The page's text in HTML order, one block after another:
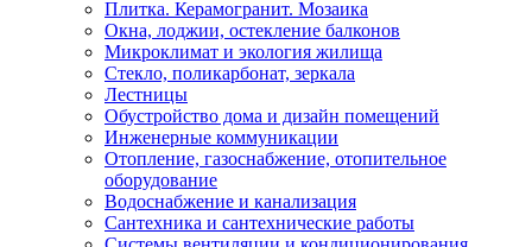
Плитка. Керамогранит. Мозаика
Окна, лоджии, остекление балконов
Микроклимат и экология жилища
Стекло, поликарбонат, зеркала
Лестницы
Обустройство дома и дизайн помещений
Инженерные коммуникации
Отопление, газоснабжение, отопительное
оборудование
Водоснабжение и канализация
Сантехника и сантехнические работы